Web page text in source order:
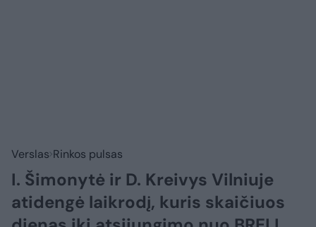
Verslas Rinkos pulsas
I. Šimonytė ir D. Kreivys Vilniuje
atidengė laikrodį, kuris skaičiuos